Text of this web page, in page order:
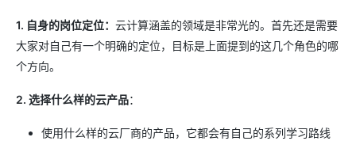
1. 自身的岗位定位： 云计算涵盖的领域是非常光的。首先还是需要
大家对自己有一个明确的定位，目标是上面提到的这几个角色的哪
个方向。
2. 选择什么样的云产品：
使用什么样的云厂商的产品，它都会有自己的系列学习路线